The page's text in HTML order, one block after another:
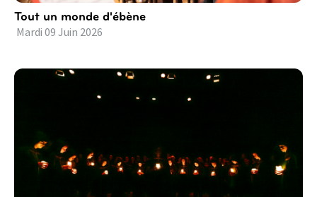
Tout un monde d'ébène
Mardi 09 Juin 2026